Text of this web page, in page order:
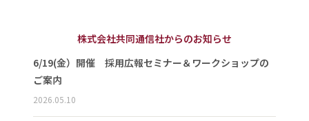
株式会社共同通信社からのお知らせ
6/19(金）開催 採用広報セミナー＆ワークショップの
ご案内
2026.05.10